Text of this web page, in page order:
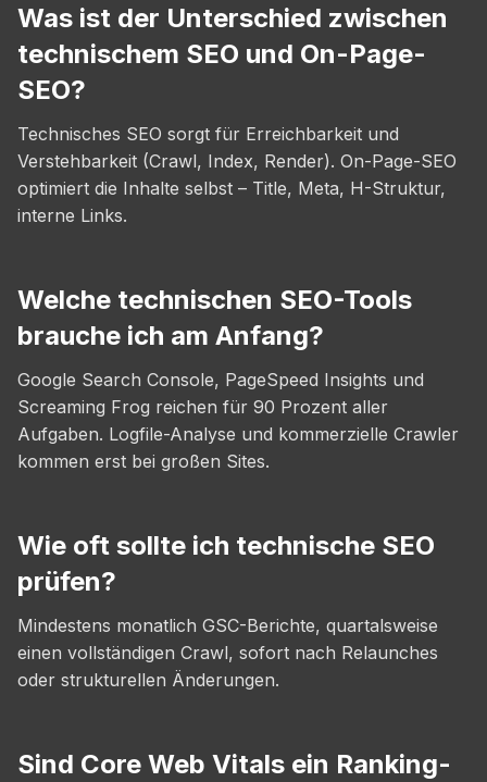
Was ist der Unterschied zwischen
technischem SEO und On-Page-
SEO?
Technisches SEO sorgt für Erreichbarkeit und
Verstehbarkeit (Crawl, Index, Render). On-Page-SEO
optimiert die Inhalte selbst – Title, Meta, H-Struktur,
interne Links.
Welche technischen SEO-Tools
brauche ich am Anfang?
Google Search Console, PageSpeed Insights und
Screaming Frog reichen für 90 Prozent aller
Aufgaben. Logfile-Analyse und kommerzielle Crawler
kommen erst bei großen Sites.
Wie oft sollte ich technische SEO
prüfen?
Mindestens monatlich GSC-Berichte, quartalsweise
einen vollständigen Crawl, sofort nach Relaunches
oder strukturellen Änderungen.
Sind Core Web Vitals ein Ranking-